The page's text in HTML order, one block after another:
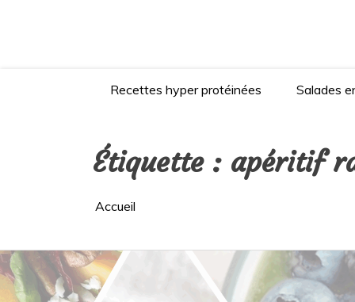
Recettes hyper protéinées Salades
Étiquette : apéritif
Accueil